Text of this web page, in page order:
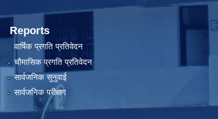
Reports
वार्षिक प्रगति प्रतिवेदन
चौमासिक प्रगति प्रतिवेदन
सार्वजनिक सुनुवाई
सार्वजनिक परीक्षण